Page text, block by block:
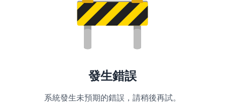
發生錯誤
系統發生未預期的錯誤，請稍後再試。